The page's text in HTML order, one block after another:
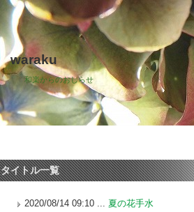
waraku
和楽からのおしらせ
タイトル一覧
2020/08/14 09:10 ... 夏の花手水